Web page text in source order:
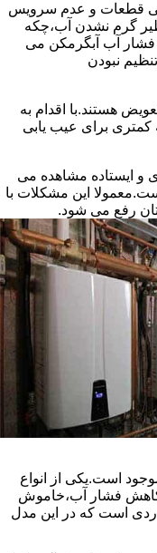
قطعات و عدم سرویس
گرم نشدن آب،چکه
فشار آب آبگرمکن می
نبودن
هستند.با اقدام به
کمتری برای عیب یابی
و ایستاده مشاهده می
این مشکلات با
رفع می شود.
است.یکی از انواع
فشار آب،خاموش
است که در این مدل